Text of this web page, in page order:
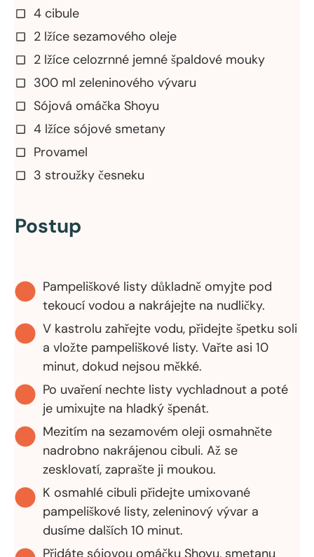
4 cibule
2 lžíce sezamového oleje
2 lžíce celozrnné jemné špaldové mouky
300 ml zeleninového vývaru
Sójová omáčka Shoyu
4 lžíce sójové smetany
Provamel
3 stroužky česneku
Postup
Pampeliškové listy důkladně omyjte pod
tekoucí vodou a nakrájejte na nudličky.
V kastrolu zahřejte vodu, přidejte špetku soli
a vložte pampeliškové listy. Vařte asi 10
minut, dokud nejsou měkké.
Po uvaření nechte listy vychladnout a poté
je umixujte na hladký špenát.
Mezitím na sezamovém oleji osmahněte
nadrobno nakrájenou cibuli. Až se
zesklovatí, zaprašte ji moukou.
K osmahlé cibuli přidejte umixované
pampeliškové listy, zeleninový vývar a
dusíme dalších 10 minut.
Přidáte sójovou omáčku Shoyu, smetanu